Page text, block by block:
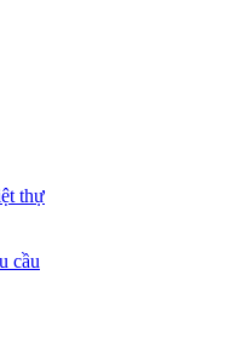
thự
cầu